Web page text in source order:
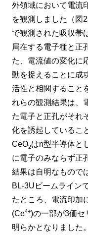
外領域において電流
を観測しました（図
で観測された吸収帯
局在する電子種と正
た、電流値の変化に
動を捉えることに成
活性と相関すること
れらの観測結果は、
た電子と正孔がそれ
化を誘起しているこ
CeO2はn型半導体と
に電子のみならず正
結果は自明なもので
BL-3Uビームライン
たところ、電流印加
(Ce4+)の一部が3価セ
明らかとなりました